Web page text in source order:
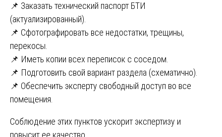
📌 Заказать технический паспорт БТИ
(актуализированный).
📌 Сфотографировать все недостатки, трещины,
перекосы.
📌 Иметь копии всех переписок с соседом.
📌 Подготовить свой вариант раздела (схематично).
📌 Обеспечить эксперту свободный доступ во все
помещения.
Соблюдение этих пунктов ускорит экспертизу и
повысит ее качество.